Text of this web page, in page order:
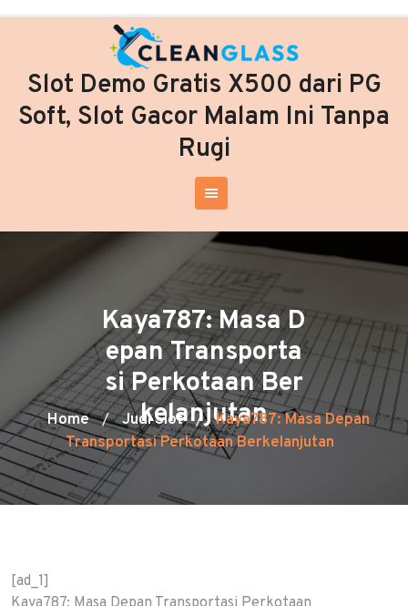
Skip
Slot Demo Gratis X500 dari PG
Soft, Slot Gacor Malam Ini Tanpa
Rugi
Kaya787: Masa D
epan Transporta
si Perkotaan Ber
kelanjutan
Home / Judi Slot / Kaya787: Masa Depan
Transportasi Perkotaan Berkelanjutan
[ad_1]